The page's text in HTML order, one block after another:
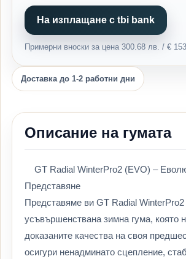
На изплащане с tbi bank
Примерни вноски за цена 300.68 лв. / €
Доставка до 1-2 работни дни
Описание на гумата
GT Radial WinterPro2 (EVO) –
Представяне
Представяме ви GT Radial
усъвършенствана зимна гума, която
доказаните качества на своя
осигури ненадминато сцепление,